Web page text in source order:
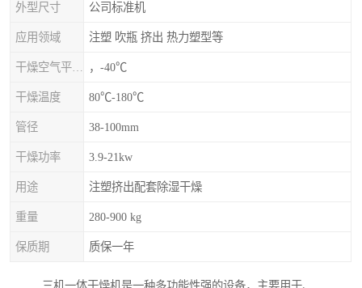
外型尺寸 公司标准机
应用领域 注塑 吹瓶 挤出 热力塑型等
，-40℃
干燥温度 80℃-180℃
管径 38-100mm
干燥功率 3.9-21kw
用途 注塑挤出配套除湿干燥
重量 280-900 kg
保质期 质保一年